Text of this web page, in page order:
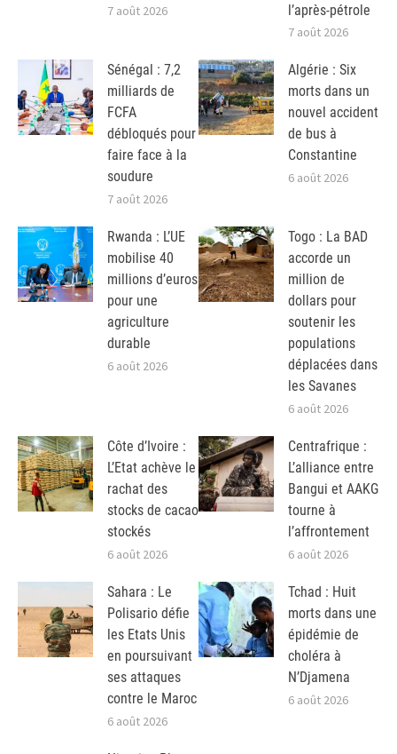
7 août 2026
l’après-pétrole
7 août 2026
Sénégal : 7,2
milliards de
FCFA
débloqués pour
faire face à la
soudure
7 août 2026
Algérie : Six
morts dans un
nouvel accident
de bus à
Constantine
6 août 2026
Rwanda : L’UE
mobilise 40
millions d’euros
pour une
agriculture
durable
6 août 2026
Togo : La BAD
accorde un
million de
dollars pour
soutenir les
populations
déplacées dans
les Savanes
6 août 2026
Côte d’Ivoire :
L’Etat achève le
rachat des
stocks de cacao
stockés
6 août 2026
Centrafrique :
L’alliance entre
Bangui et AAKG
tourne à
l’affrontement
6 août 2026
Sahara : Le
Polisario défie
les Etats Unis
en poursuivant
ses attaques
contre le Maroc
6 août 2026
Tchad : Huit
morts dans une
épidémie de
choléra à
N’Djamena
6 août 2026